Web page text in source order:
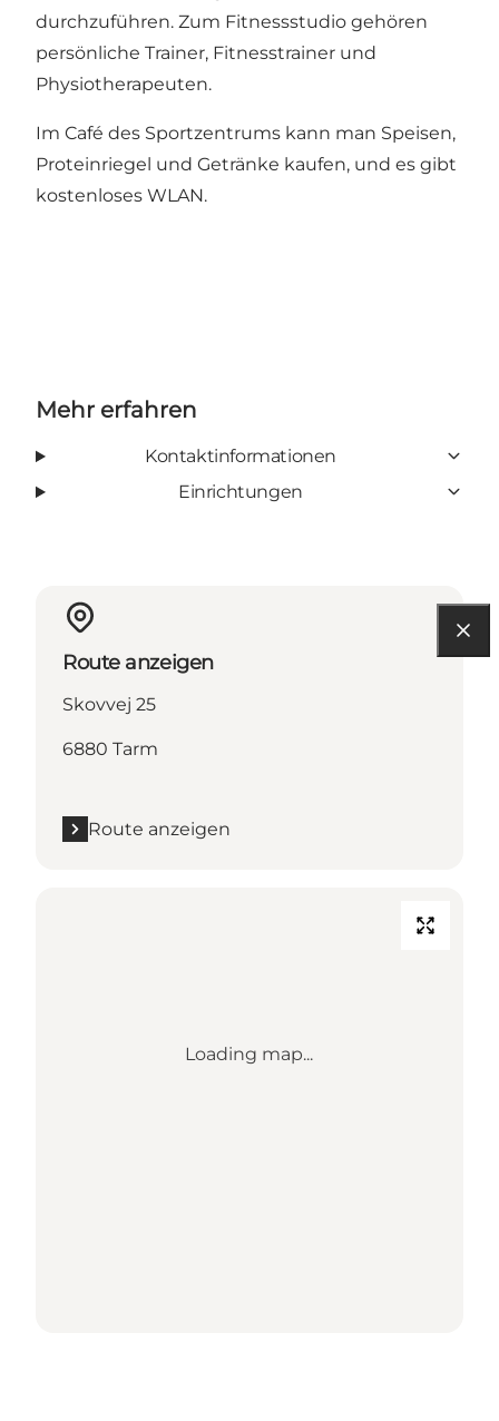
durchzuführen. Zum Fitnessstudio gehören
persönliche Trainer, Fitnesstrainer und
Physiotherapeuten.
Im Café des Sportzentrums kann man Speisen,
Proteinriegel und Getränke kaufen, und es gibt
kostenloses WLAN.
Mehr erfahren
Kontaktinformationen
Einrichtungen
Route anzeigen
Skovvej 25
6880 Tarm
Route anzeigen
Loading map...